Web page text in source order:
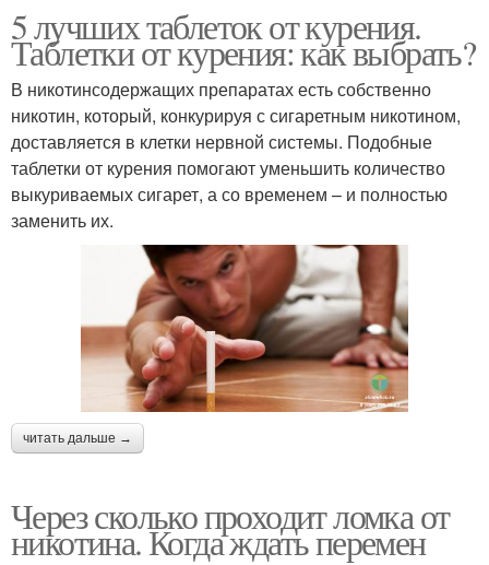
5 лучших таблеток от курения.
Таблетки от курения: как выбрать?
В никотинсодержащих препаратах есть собственно
никотин, который, конкурируя с сигаретным никотином,
доставляется в клетки нервной системы. Подобные
таблетки от курения помогают уменьшить количество
выкуриваемых сигарет, а со временем – и полностью
заменить их.
читать дальше →
Через сколько проходит ломка от
никотина. Когда ждать перемен